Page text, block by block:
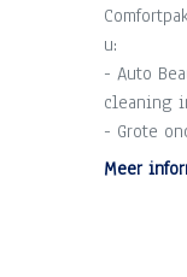
u:
- Auto
cleaning
- Grote
schema).
- 3
Meer